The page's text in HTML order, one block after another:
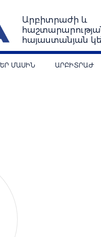
Արբիտրաժի և
հայաստանյան
ՄԱՍԻՆ ԱՐԲԻՏՐԱԺ